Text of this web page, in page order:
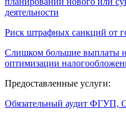
деятельности
Риск штрафных санкций от
Слишком большие выплаты
оптимизации
Предоставленные услуги:
Обязательный аудит